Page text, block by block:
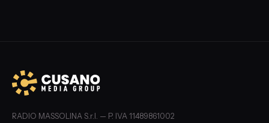
RADIO MASSOLINA S.r.l. — P. IVA 11489861002